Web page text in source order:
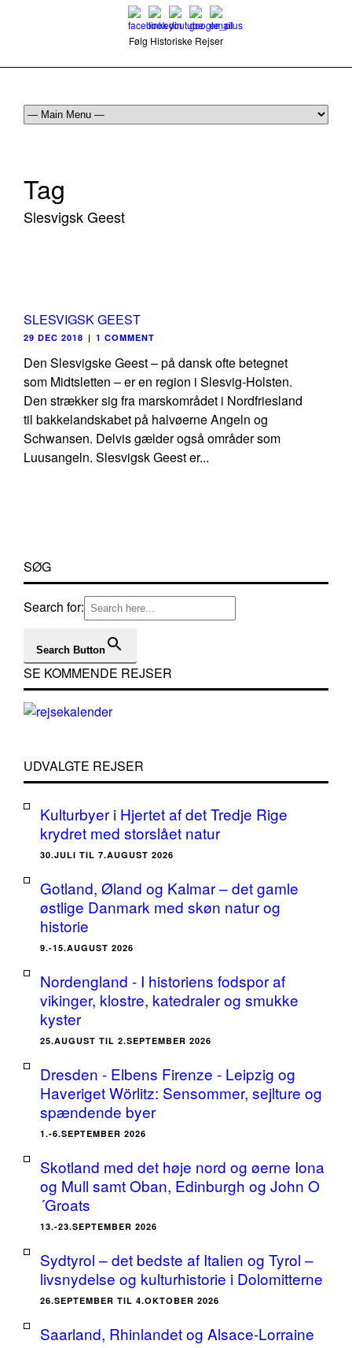
Følg Historiske Rejser
Tag
Slesvigsk Geest
SLESVIGSK GEEST
29 DEC 2018 | 1 COMMENT
Den Slesvigske Geest – på dansk ofte betegnet
som Midtsletten – er en region i Slesvig-Holsten.
Den strækker sig fra marskområdet i Nordfriesland
til bakkelandskabet på halvøerne Angeln og
Schwansen. Delvis gælder også områder som
Luusangeln. Slesvigsk Geest er...
SØG
Search for:
Search Button
SE KOMMENDE REJSER
UDVALGTE REJSER
Kulturbyer i Hjertet af det Tredje Rige
krydret med storslået natur
30.JULI TIL 7.AUGUST 2026
Gotland, Øland og Kalmar – det gamle
østlige Danmark med skøn natur og
historie
9.-15.AUGUST 2026
Nordengland - I historiens fodspor af
vikinger, klostre, katedraler og smukke
kyster
25.AUGUST TIL 2.SEPTEMBER 2026
Dresden - Elbens Firenze - Leipzig og
Haveriget Wörlitz: Sensommer, sejlture og
spændende byer
1.-6.SEPTEMBER 2026
Skotland med det høje nord og øerne Iona
og Mull samt Oban, Edinburgh og John O
´Groats
13.-23.SEPTEMBER 2026
Sydtyrol – det bedste af Italien og Tyrol –
livsnydelse og kulturhistorie i Dolomitterne
26.SEPTEMBER TIL 4.OKTOBER 2026
Saarland, Rhinlandet og Alsace-Lorraine